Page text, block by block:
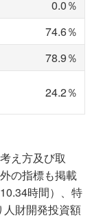
0.0％
74.6％
78.9％
24.2％
え方及び取
の指標も掲載
時間）、特
財開発投資額